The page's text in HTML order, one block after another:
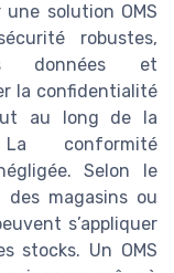
solution OMS
robustes,
données et
la confidentialité
au long de la
La conformité
Selon le
magasins ou
s’appliquer
stocks. Un OMS